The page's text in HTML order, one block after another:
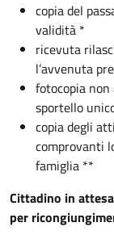
copia del
validità *
ricevuta
l’avvenuta
fotocopia
sportello
copia degli
comprovanti
famiglia **
Cittadino in
per